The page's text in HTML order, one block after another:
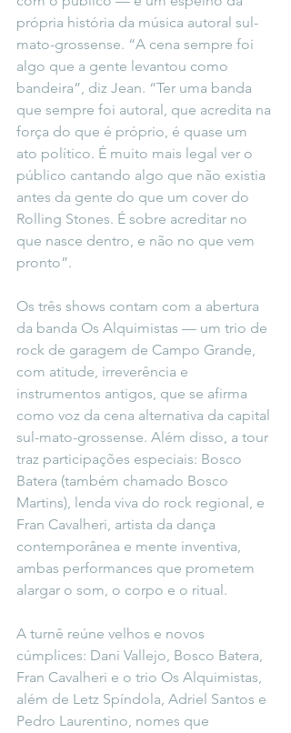
própria história da música autoral sul-
mato-grossense. “A cena sempre foi
algo que a gente levantou como
bandeira”, diz Jean. “Ter uma banda
que sempre foi autoral, que acredita na
força do que é próprio, é quase um
ato político. É muito mais legal ver o
público cantando algo que não existia
antes da gente do que um cover do
Rolling Stones. É sobre acreditar no
que nasce dentro, e não no que vem
pronto”.
Os três shows contam com a abertura
da banda Os Alquimistas — um trio de
rock de garagem de Campo Grande,
com atitude, irreverência e
instrumentos antigos, que se afirma
como voz da cena alternativa da capital
sul-mato-grossense. Além disso, a tour
traz participações especiais: Bosco
Batera (também chamado Bosco
Martins), lenda viva do rock regional, e
Fran Cavalheri, artista da dança
contemporânea e mente inventiva,
ambas performances que prometem
alargar o som, o corpo e o ritual.
A turnê reúne velhos e novos
cúmplices: Dani Vallejo, Bosco Batera,
Fran Cavalheri e o trio Os Alquimistas,
além de Letz Spíndola, Adriel Santos e
Pedro Laurentino, nomes que